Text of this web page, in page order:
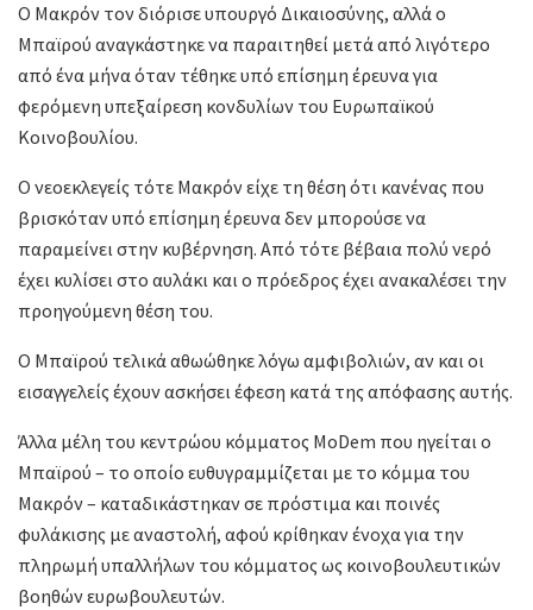
Ο Μακρόν τον διόρισε υπουργό Δικαιοσύνης, αλλά ο
Μπαϊρού αναγκάστηκε να παραιτηθεί μετά από λιγότερο
από ένα μήνα όταν τέθηκε υπό επίσημη έρευνα για
φερόμενη υπεξαίρεση κονδυλίων του Ευρωπαϊκού
Κοινοβουλίου.
Ο νεοεκλεγείς τότε Μακρόν είχε τη θέση ότι κανένας που
βρισκόταν υπό επίσημη έρευνα δεν μπορούσε να
παραμείνει στην κυβέρνηση. Από τότε βέβαια πολύ νερό
έχει κυλίσει στο αυλάκι και ο πρόεδρος έχει ανακαλέσει την
προηγούμενη θέση του.
Ο Μπαϊρού τελικά αθωώθηκε λόγω αμφιβολιών, αν και οι
εισαγγελείς έχουν ασκήσει έφεση κατά της απόφασης αυτής.
Άλλα μέλη του κεντρώου κόμματος MoDem που ηγείται ο
Μπαϊρού – το οποίο ευθυγραμμίζεται με το κόμμα του
Μακρόν – καταδικάστηκαν σε πρόστιμα και ποινές
φυλάκισης με αναστολή, αφού κρίθηκαν ένοχα για την
πληρωμή υπαλλήλων του κόμματος ως κοινοβουλευτικών
βοηθών ευρωβουλευτών.